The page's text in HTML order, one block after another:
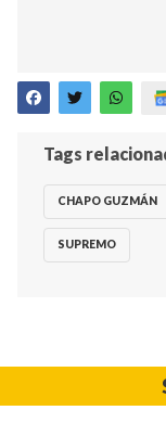
Tags
CHAPO GUZMÁN
SUPREMO